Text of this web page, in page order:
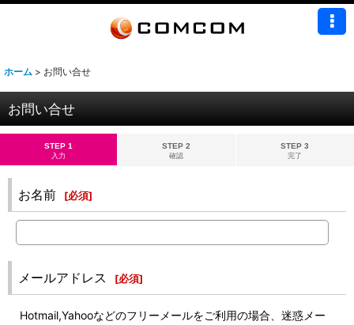
ホーム > お問い合せ
お問い合せ
STEP 1
入力
STEP 2
確認
STEP 3
完了
お名前 [必須]
メールアドレス [必須]
Hotmail,Yahooなどのフリーメールをご利用の場合、迷惑メー